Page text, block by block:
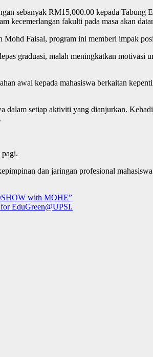
sebanyak RM15,000.00 kepada
kecemerlangan fakulti pada masa akan
Faisal, program ini memberi impak
graduasi, malah meningkatkan
awal kepada mahasiswa berkaitan
setiap aktiviti yang dianjurkan.
pagi.
dan jaringan profesional
with MOHE”
EduGreen@UPSI.